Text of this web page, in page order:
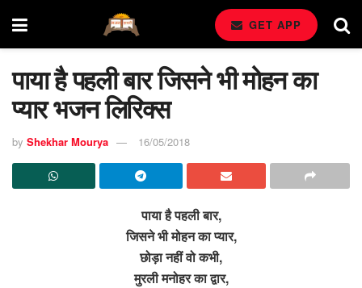
GET APP
पाया है पहली बार जिसने भी मोहन का
प्यार भजन लिरिक्स
by Shekhar Mourya 16/05/2018
पाया है पहली बार,
जिसने भी मोहन का प्यार,
छोड़ा नहीं वो कभी,
मुरली मनोहर का द्वार,